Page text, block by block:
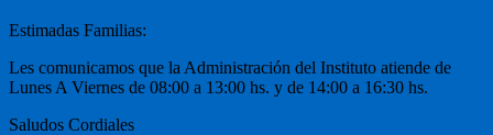
Estimadas Familias:
Les comunicamos que la Administración del Instituto atiende de
Lunes A Viernes de 08:00 a 13:00 hs. y de 14:00 a 16:30 hs.
Saludos Cordiales